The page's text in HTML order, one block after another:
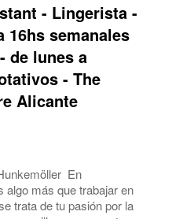
- Lingerista -
16hs semanales
de lunes a
- The
Alicante
En
algo más que trabajar en
trata de tu pasión por la